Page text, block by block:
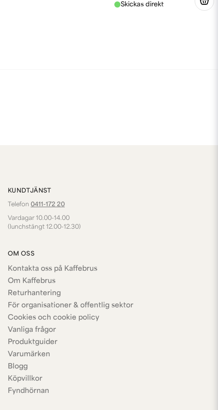
KUNDTJÄNST
Telefon 0411-172 20
Vardagar 10.00-14.00
(lunchstängt 12.00-12.30)
OM OSS
Kontakta oss på Kaffebrus
Om Kaffebrus
Returhantering
För organisationer & offentlig sektor
Cookies och cookie policy
Vanliga frågor
Produktguider
Varumärken
Blogg
Köpvillkor
Fyndhörnan